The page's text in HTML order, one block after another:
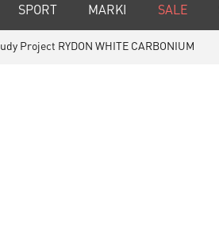
SPORT MARKI SALE
Project RYDON WHITE CARBONIUM